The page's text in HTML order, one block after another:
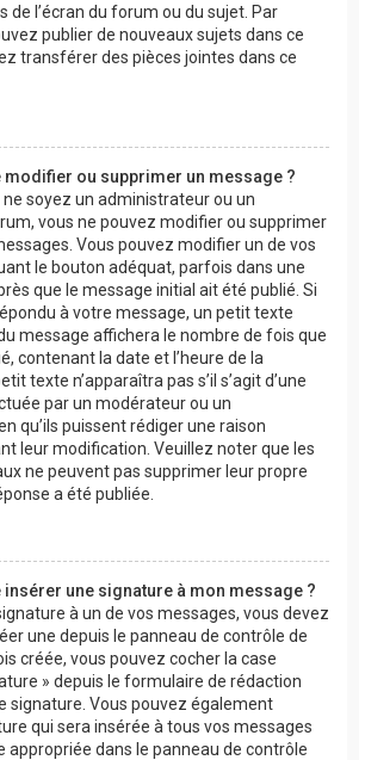
de l’écran du forum ou du sujet. Par
publier de nouveaux sujets dans ce
transférer des pièces jointes dans ce
modifier ou supprimer un message ?
soyez un administrateur ou un
vous ne pouvez modifier ou supprimer
Vous pouvez modifier un de vos
le bouton adéquat, parfois dans une
que le message initial ait été publié. Si
à votre message, un petit texte
message affichera le nombre de fois que
contenant la date et l’heure de la
texte n’apparaîtra pas s’il s’agit d’une
par un modérateur ou un
qu’ils puissent rédiger une raison
leur modification. Veuillez noter que les
ne peuvent pas supprimer leur propre
a été publiée.
une signature à mon message ?
à un de vos messages, vous devez
une depuis le panneau de contrôle de
créée, vous pouvez cocher la case
» depuis le formulaire de rédaction
signature. Vous pouvez également
qui sera insérée à tous vos messages
appropriée dans le panneau de contrôle